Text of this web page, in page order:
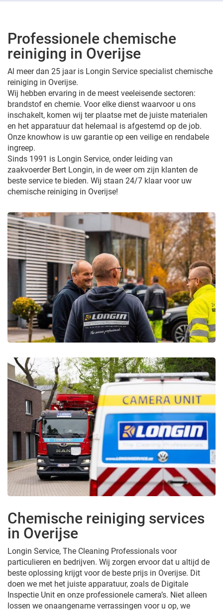
Professionele chemische
reiniging in Overijse
Al meer dan 25 jaar is Longin Service specialist chemische
reiniging in Overijse.
Wij hebben ervaring in de meest veeleisende sectoren:
brandstof en chemie. Voor elke dienst waarvoor u ons
inschakelt, komen wij ter plaatse met de juiste materialen
en het apparatuur dat helemaal is afgestemd op de job.
Onze knowhow is uw garantie op een veilige en rendabele
ingreep.
Sinds 1991 is Longin Service, onder leiding van
zaakvoerder Bert Longin, in de weer om zijn klanten de
beste service te bieden. Wij staan 24/7 klaar voor uw
chemische reiniging in Overijse!
Chemische reiniging services
in Overijse
Longin Service, The Cleaning Professionals voor
particulieren en bedrijven. Wij zorgen ervoor dat u altijd de
beste oplossing krijgt voor de beste prijs in Overijse. Dit
doen we met het juiste apparatuur, zoals de Digitale
Inspectie Unit en onze professionele camera’s. Niet alleen
lossen we onaangename verrassingen voor u op, we